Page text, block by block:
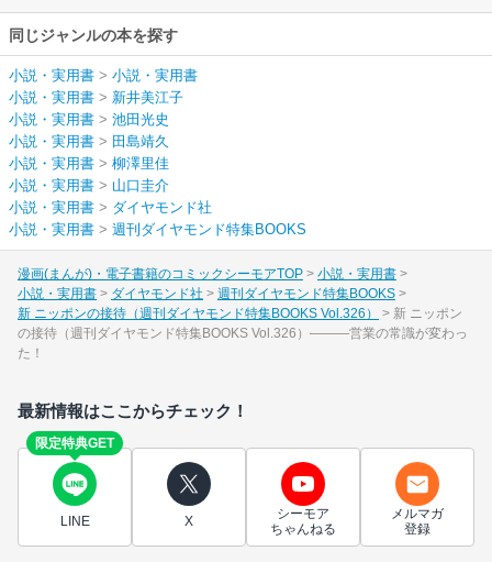
同じジャンルの本を探す
小説・実用書 > 小説・実用書
小説・実用書 > 新井美江子
小説・実用書 > 池田光史
小説・実用書 > 田島靖久
小説・実用書 > 柳澤里佳
小説・実用書 > 山口圭介
小説・実用書 > ダイヤモンド社
小説・実用書 > 週刊ダイヤモンド特集BOOKS
漫画(まんが)・電子書籍のコミックシーモアTOP
小説・実用書
小説・実用書
ダイヤモンド社
週刊ダイヤモンド特集BOOKS
新 ニッポンの接待（週刊ダイヤモンド特集BOOKS Vol.326）
新 ニッポン
の接待（週刊ダイヤモンド特集BOOKS Vol.326）―――営業の常識が変わっ
た！
最新情報はここからチェック！
限定特典GET
LINE X
シーモア
ちゃんねる
メルマガ
登録